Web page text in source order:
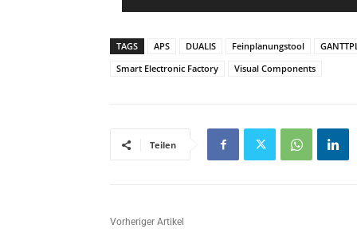
TAGS APS DUALIS Feinplanungstool
Smart Electronic Factory
Visual Components
Teilen
Vorheriger Artikel